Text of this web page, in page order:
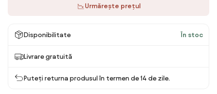
Urmărește prețul
Disponibilitate În stoc
Livrare gratuită
Puteți returna produsul în termen de 14 de zile.